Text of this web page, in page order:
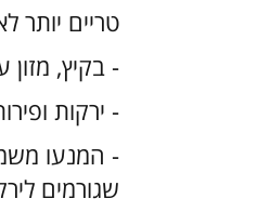
טריים יותר
- בקיץ,
- ירקות
- המנעו
שגורמים